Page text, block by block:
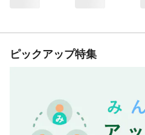
ピックアップ特集